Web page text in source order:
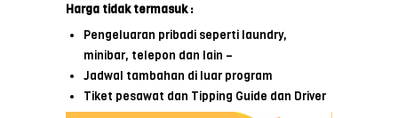
Harga tidaktermasuk:
Pengeluaran pribadi seperti laundry,
minibar, telepon dan lain –
Jadwal tambahan di luar program
Tiket pesawat dan Tipping Guide dan Driver